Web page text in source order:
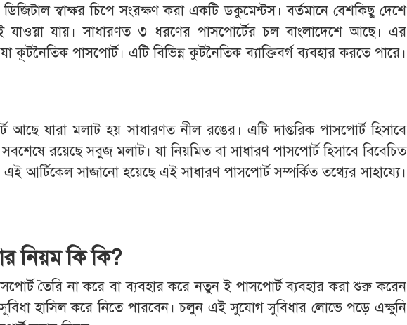
ডিজিটাল স্বাক্ষর চিপে সংরক্ষণ করা একটি ডকুমেন্টস। বর্তমানে বেশকিছু দেশে
যাওয়া যায়। সাধারণত ৩ ধরণের পাসপোর্টের চল বাংলাদেশে আছে। এর
পাসপোর্ট। এটি বিভিন্ন কুটনৈতিক ব্যাক্তিবর্গ ব্যবহার করতে পারে।
যারা মলাট হয় সাধারণত নীল রঙের। এটি দাপ্তরিক পাসপোর্ট হিসাবে
রয়েছে সবুজ মলাট। যা নিয়মিত বা সাধারণ পাসপোর্ট হিসাবে বিবেচিত
সাজানো হয়েছে এই সাধারণ পাসপোর্ট সম্পর্কিত তথ্যের সাহায্যে।
নিয়ম কি কি?
তৈরি না করে বা ব্যবহার করে নতুন ই পাসপোর্ট ব্যবহার করা শুরু করেন
সুবিধা হাসিল করে নিতে পারবেন। চলুন এই সুযোগ সুবিধার লোভে পড়ে এক্ষুনি